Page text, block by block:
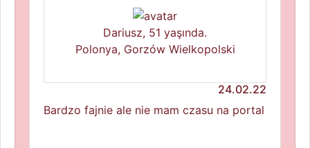
Dariusz, 51 yaşında.
Polonya, Gorzów Wielkopolski
24.02.22
Bardzo fajnie ale nie mam czasu na portal